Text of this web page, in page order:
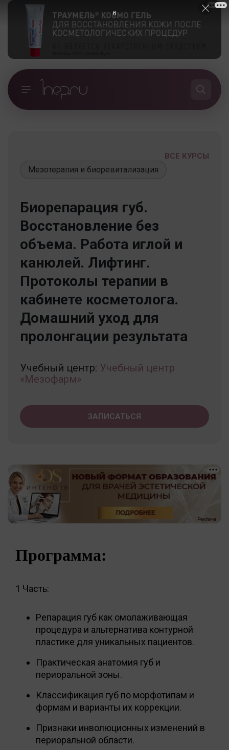
ВСЕ КУРСЫ
Мезотерапия и биоревитализация
Биорепарация губ.
Восстановление без
объема. Работа иглой и
канюлей. Лифтинг.
Протоколы терапии в
кабинете косметолога.
Домашний уход для
пролонгации результата
Учебный центр: Учебный центр
«Мезофарм»
ЗАПИСАТЬСЯ
Программа:
1 Часть:
Репарация губ как омолаживающая
процедура и альтернатива контурной
пластике для уникальных пациентов.
Практическая анатомия губ и
периоральной зоны.
Классификация губ по морфотипам и
формам и варианты их коррекции.
Признаки инволюционных изменений в
периоральной области.
5